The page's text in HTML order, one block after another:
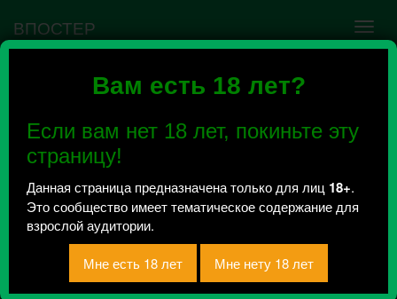
Вам есть 18 лет?
Если вам нет 18 лет, покиньте эту
страницу!
Данная страница предназначена только для лиц 18+.
Это сообщество имеет тематическое содержание для
взрослой аудитории.
ВПОСТЕР
Ошибка VK API #5
сообщества нужно авторизоваться на сервисе
повторно.
~Би, Лесби
знакомства~ЛГБТ~
Всего 10, за сегодня 0 сообщений
отправлено / Рейтинг 2